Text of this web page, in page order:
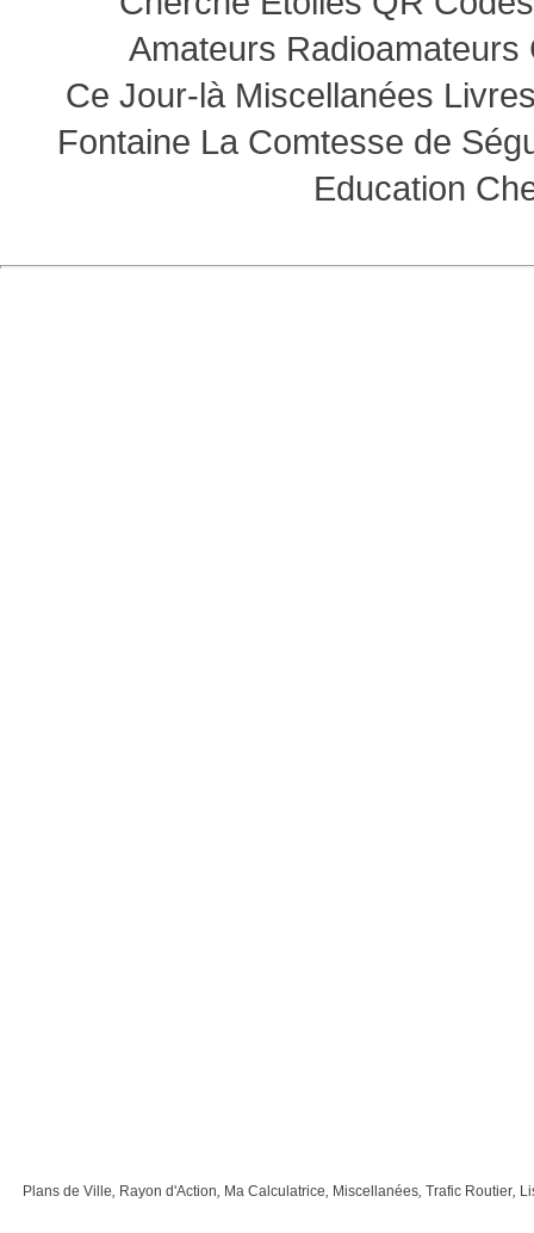
Amateurs Radioamateurs
Ce Jour-là Miscellanées
Fontaine La Comtesse de
Education
Plans de Ville, Rayon d'Action, Ma Calculatrice, Miscellanées, Trafic Routier,